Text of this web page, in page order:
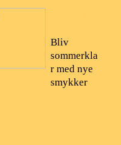
Bliv
sommerkla
r med nye
smykker